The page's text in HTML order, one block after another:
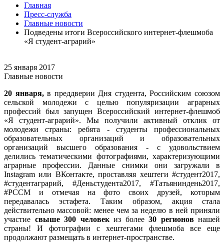
Главная
Пресс-служба
Главные новости
Подведены итоги Всероссийского интернет-флешмоба
«Я студент-аграрий»
25 января 2017
Главные новости
20 января,в преддверии Дня студента, Российским союзом
сельской молодежи с целью популяризации аграрных
профессий был запущен Всероссийский интернет-флешмоб
«Я студент-аграрий». Мы получили активный отклик от
молодежи страны: ребята - студенты профессиональных
образовательных организаций и образовательных
организаций высшего образования - с удовольствием
делились тематическими фотографиями, характеризующими
аграрные профессии. Данные снимки они загружали в
Instagram или ВКонтакте, проставляя хештеги #студент2017,
#студентаграрий, #Деньстудента2017, #Татьяниндень2017,
#РССМ и отмечая на фото своих друзей, которым
передавалась эстафета. Таким образом, акция стала
действительно массовой: менее чем за неделю в ней приняли
участие свыше 300 человекиз более 30 регионовнашей
страны! И фотографии с хештегами флешмоба все еще
продолжают размещать в интернет-пространстве.